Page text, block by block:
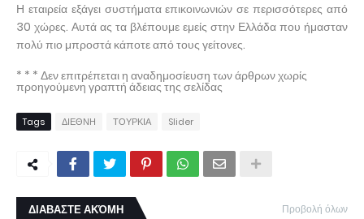
Η εταιρεία εξάγει συστήματα επικοινωνιών σε περισσότερες από
30 χώρες. Αυτά ας τα βλέπουμε εμείς στην Ελλάδα που ήμασταν
πολύ πιο μπροστά κάποτε από τους γείτονες.
* * * Δεν επιτρέπεται η αναδημοσίευση των άρθρων χωρίς
προηγούμενη γραπτή άδειας της σελίδας
Tags ΔΙΕΘΝΗ ΤΟΥΡΚΙΑ Slider
ΔΙΑΒΑΣΤΕ ΑΚΌΜΗ Προβολή όλων